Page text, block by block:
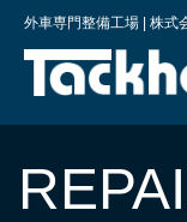
外車専門整備工場 | 株式